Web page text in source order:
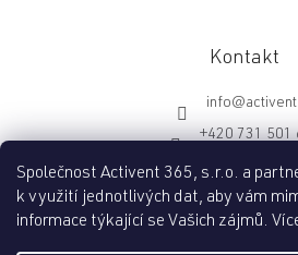
Společnost Activent 365, s.r.o. a
k využití jednotlivých dat, aby vám
informace týkající se Vašich zájmů.
Kontakt
info@
+420 731 501
http://fb.com/